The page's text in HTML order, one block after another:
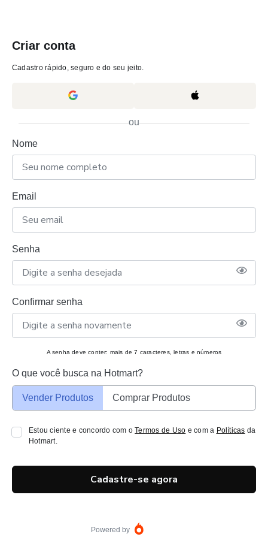
Criar conta
Cadastro rápido, seguro e do seu jeito.
ou
Nome
Email
Senha
Confirmar senha
A senha deve conter: mais de 7 caracteres, letras e números
O que você busca na Hotmart?
Vender Produtos Comprar Produtos
Estou ciente e concordo com oTermos de Uso e com a Políticas da
Hotmart.
Cadastre-se agora
Powered by